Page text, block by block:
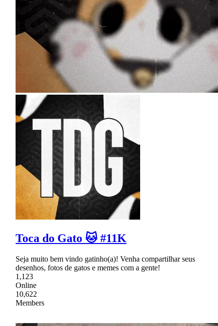
Toca do Gato 🐱 #11K
Seja muito bem vindo gatinho(a)! Venha compartilhar seus
desenhos, fotos de gatos e memes com a gente!
1,123
Online
10,622
Members